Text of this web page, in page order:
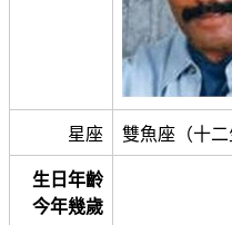
星座 雙魚座（十二
生日年齡
今年幾歲